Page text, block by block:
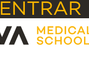
ENTRAR